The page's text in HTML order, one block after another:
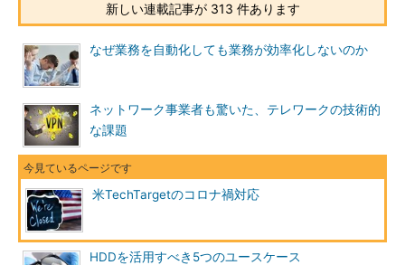
新しい連載記事が 313 件あります
なぜ業務を自動化しても業務が効率化しないのか
ネットワーク事業者も驚いた、テレワークの技術的
な課題
米TechTargetのコロナ禍対応
HDDを活用すべき5つのユースケース